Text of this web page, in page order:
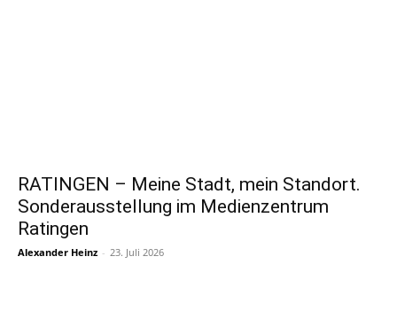
RATINGEN – Meine Stadt, mein Standort.
Sonderausstellung im Medienzentrum
Ratingen
Alexander Heinz - 23. Juli 2026